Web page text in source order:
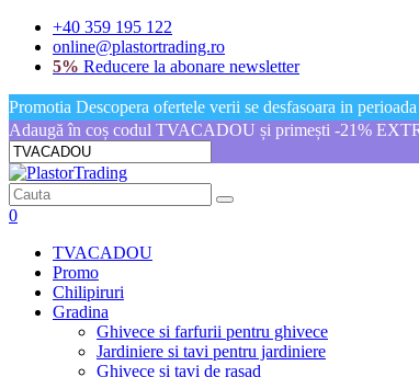
+40 359 195 122
online@plastortrading.ro
5% Reducere la abonare newsletter
Promotia Descopera ofertele verii se desfasoara in
Adaugă în coș codul TVACADOU și primești -21%
0
TVACADOU
Promo
Chilipiruri
Gradina
Ghivece si farfurii pentru ghivece
Jardiniere si tavi pentru jardiniere
Ghivece si tavi de rasad